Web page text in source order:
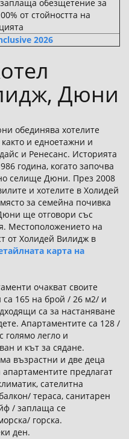
обезщетение за
от стойността на
2026
Дюни
обединява хотелите
и едноетажни и
и Ренесанс. Историята
година, когато започва
селище Дюни. През 2008
и хотелите в Холидей
за семейна почивка
ще отговори със
Местоположението на
от Холидей Вилидж в
карта на
очакват своите
са 165 на брой / 26 м2/ и
са за настаняване
Апартаментите са 128 /
голямо легло и
и кът за сядане.
възрастни и две деца
предлагат
сателитна
тераса, санитарен
/ заплаща се
горска.
ден.